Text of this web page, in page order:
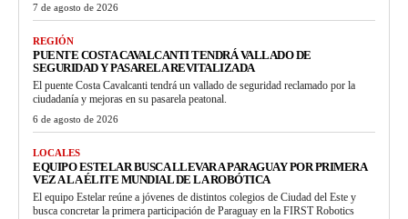
7 de agosto de 2026
REGIÓN
PUENTE COSTA CAVALCANTI TENDRÁ VALLADO DE
SEGURIDAD Y PASARELA REVITALIZADA
El puente Costa Cavalcanti tendrá un vallado de seguridad reclamado por la
ciudadanía y mejoras en su pasarela peatonal.
6 de agosto de 2026
LOCALES
EQUIPO ESTELAR BUSCA LLEVAR A PARAGUAY POR PRIMERA
VEZ A LA ÉLITE MUNDIAL DE LA ROBÓTICA
El equipo Estelar reúne a jóvenes de distintos colegios de Ciudad del Este y
busca concretar la primera participación de Paraguay en la FIRST Robotics